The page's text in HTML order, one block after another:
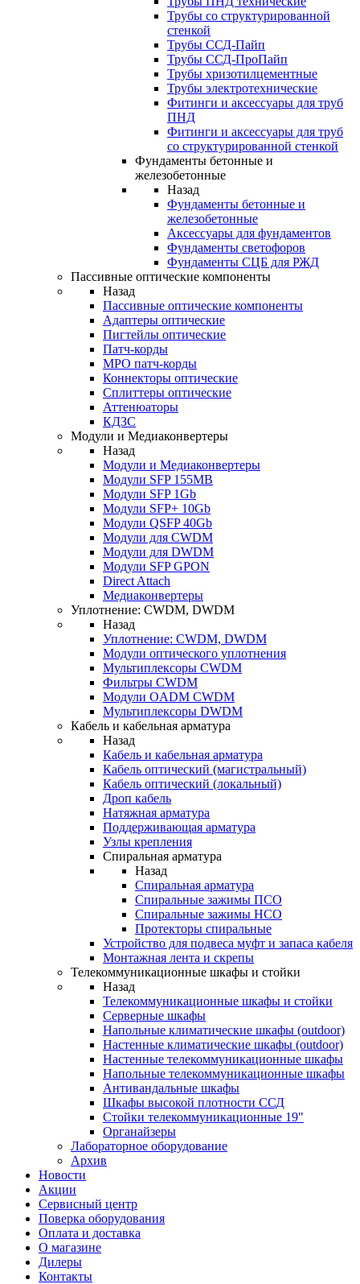
Трубы со структурированной
стенкой
Трубы ССД-Пайп
Трубы ССД-ПроПайп
Трубы хризотилцементные
Трубы электротехнические
Фитинги и аксессуары для труб
ПНД
Фитинги и аксессуары для труб
со структурированной стенкой
Фундаменты бетонные и
железобетонные
Назад
Фундаменты бетонные и
железобетонные
Аксессуары для фундаментов
Фундаменты светофоров
Фундаменты СЦБ для РЖД
Пассивные оптические компоненты
Назад
Пассивные оптические компоненты
Адаптеры оптические
Пигтейлы оптические
Патч-корды
MPO патч-корды
Коннекторы оптические
Сплиттеры оптические
Аттенюаторы
КДЗС
Модули и Медиаконвертеры
Назад
Модули и Медиаконвертеры
Модули SFP 155MB
Модули SFP 1Gb
Модули SFP+ 10Gb
Модули QSFP 40Gb
Модули для CWDM
Модули для DWDM
Модули SFP GPON
Direct Attach
Медиаконвертеры
Уплотнение: CWDM, DWDM
Назад
Уплотнение: CWDM, DWDM
Модули оптического уплотнения
Мультиплексоры CWDM
Фильтры CWDM
Модули OADM CWDM
Мультиплексоры DWDM
Кабель и кабельная арматура
Назад
Кабель и кабельная арматура
Кабель оптический (магистральный)
Кабель оптический (локальный)
Дроп кабель
Натяжная арматура
Поддерживающая арматура
Узлы крепления
Спиральная арматура
Назад
Спиральная арматура
Спиральные зажимы ПСО
Спиральные зажимы НСО
Протекторы спиральные
Устройство для подвеса муфт и запаса кабеля
Монтажная лента и скрепы
Телекоммуникационные шкафы и стойки
Назад
Телекоммуникационные шкафы и стойки
Серверные шкафы
Напольные климатические шкафы (outdoor)
Настенные климатические шкафы (outdoor)
Настенные телекоммуникационные шкафы
Напольные телекоммуникационные шкафы
Антивандальные шкафы
Шкафы высокой плотности ССД
Стойки телекоммуникационные 19"
Органайзеры
Лабораторное оборудование
Архив
Новости
Акции
Сервисный центр
Поверка оборудования
Оплата и доставка
О магазине
Дилеры
Контакты